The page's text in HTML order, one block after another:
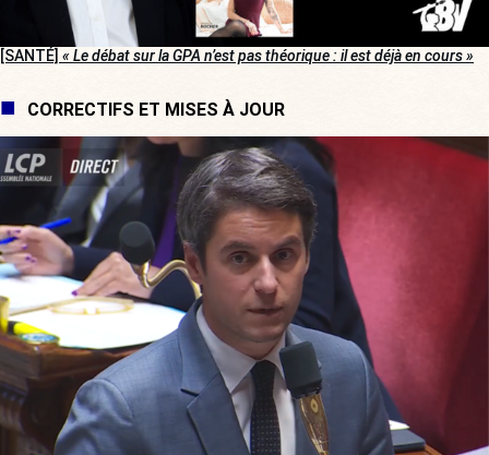
[SANTÉ] « Le débat sur la GPA n’est pas théorique : il est déjà en cours »
CORRECTIFS ET MISES À JOUR